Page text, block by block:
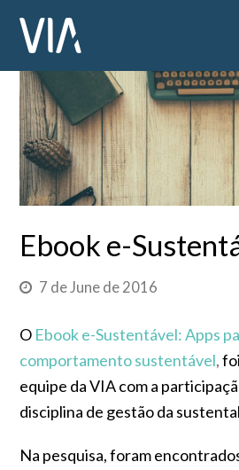
Ebook e-
7 de June de 2016
O Ebook e-Sustentável: Apps
comportamento sustentável,
equipe da VIA com a
disciplina de gestão da
Na pesquisa, foram